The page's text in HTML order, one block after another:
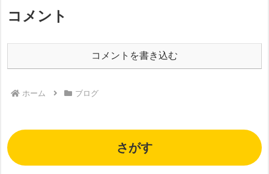
コメント
コメントを書き込む
ホーム ブログ
さがす